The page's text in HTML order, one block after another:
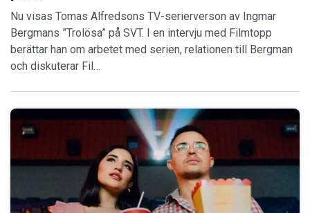
Nu visas Tomas Alfredsons TV-serierverson av Ingmar
Bergmans ”Trolösa” på SVT. I en intervju med Filmtopp
berättar han om arbetet med serien, relationen till Bergman
och diskuterar Fil…